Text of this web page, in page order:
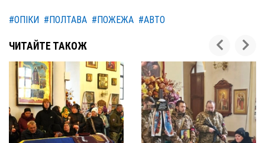
#ОПІКИ #ПОЛТАВА #ПОЖЕЖА #АВТО
ЧИТАЙТЕ ТАКОЖ